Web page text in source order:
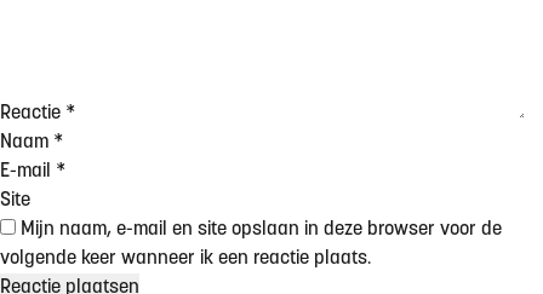
Reactie *
Naam *
E-mail *
Site
Mijn naam, e-mail en site opslaan in deze browser voor de
volgende keer wanneer ik een reactie plaats.